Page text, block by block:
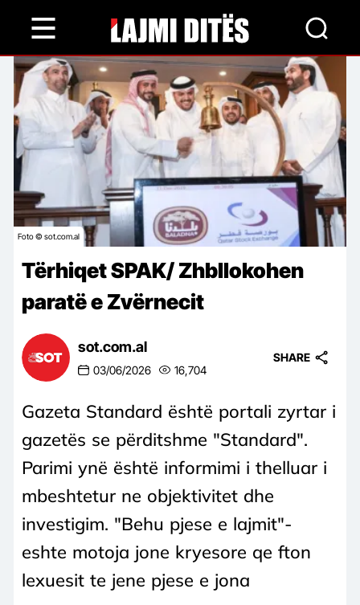
content
Foto © sot.com.al
Tërhiqet SPAK/ Zhbllokohen
paratë e Zvërnecit
sot.com.al
03/06/2026 16,704
SHARE
Gazeta Standard është portali zyrtar i
gazetës se përditshme "Standard".
Parimi ynë është informimi i thelluar i
mbeshtetur ne objektivitet dhe
investigim. "Behu pjese e lajmit"-
eshte motoja jone kryesore qe fton
lexuesit te jene pjese e jona